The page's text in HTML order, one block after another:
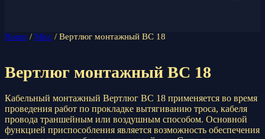
Home / Misc / Вертлюг монтажный ВС 18
Вертлюг монтажный ВС 18
Кабельный монтажный Вертлюг ВС 18 применяется во время
проведения работ по прокладке вытягиванию троса, кабеля
провода траншейным или воздушным способом. Основной
функцией приспособления является возможность обеспечения